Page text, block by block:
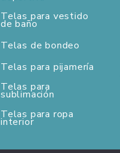
Telas para vestido
de baño
Telas de bondeo
Telas para pijamería
Telas para
sublimación
Telas para ropa
interior